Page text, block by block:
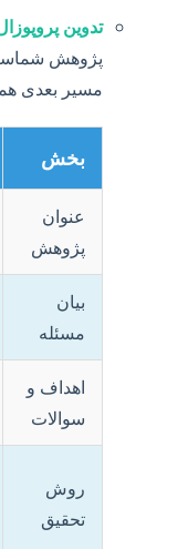
تدوین
پژوهش
مسیر بعدی
بخش
عنوان
پژوهش
بیان
مسئله
اهداف و
سوالات
روش
تحقیق